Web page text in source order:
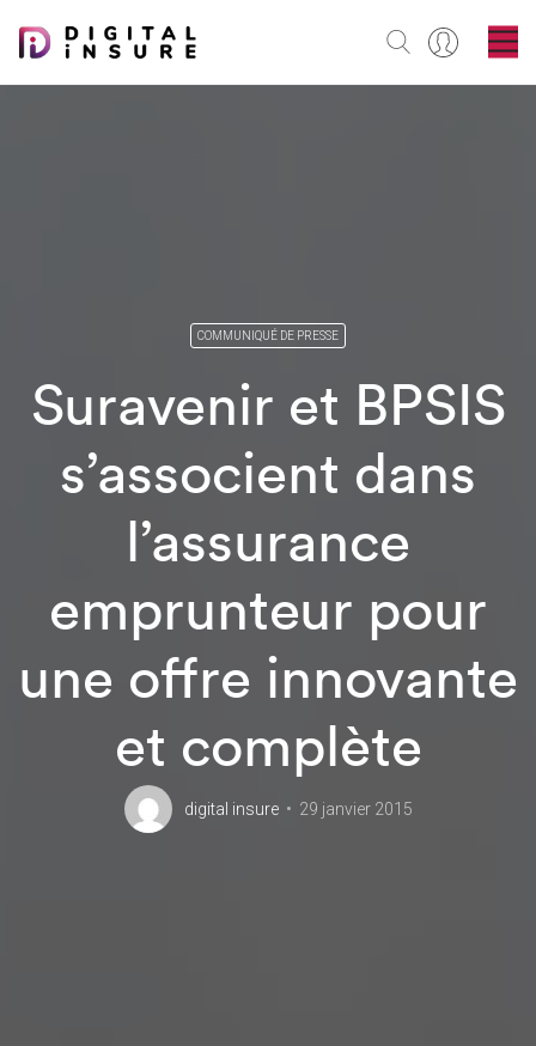
COMMUNIQUÉ DE PRESSE
Suravenir et BPSIS
s’associent dans
l’assurance
emprunteur pour
une offre innovante
et complète
digital insure 29 janvier 2015